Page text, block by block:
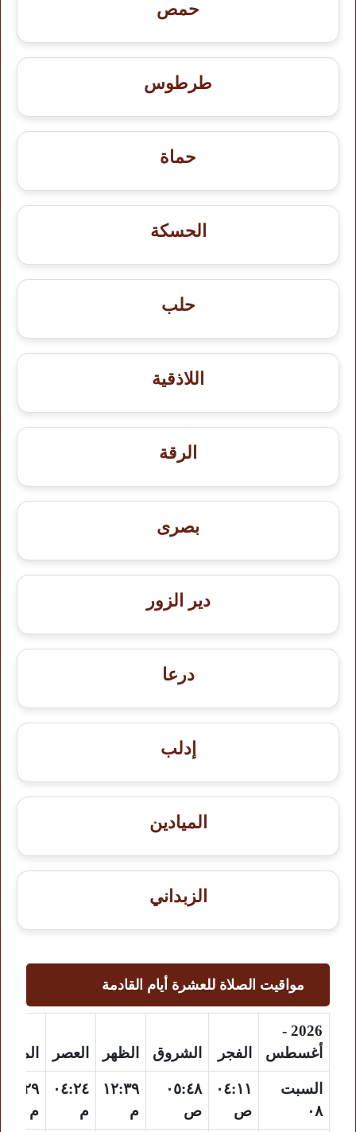
حمص
طرطوس
حماة
الحسكة
حلب
اللاذقية
الرقة
بصرى
دير الزور
درعا
إدلب
الميادين
الزبداني
مواقيت الصلاة للعشرة أيام القادمة
2026 -
أغسطس
الفجر الشروق الظهر العصر
السبت
٠٨
٠٤:١١
ص
٠٥:٤٨
ص
١٢:٣٩
م
٠٤:٢٤
م
٠٧:٢٩
م